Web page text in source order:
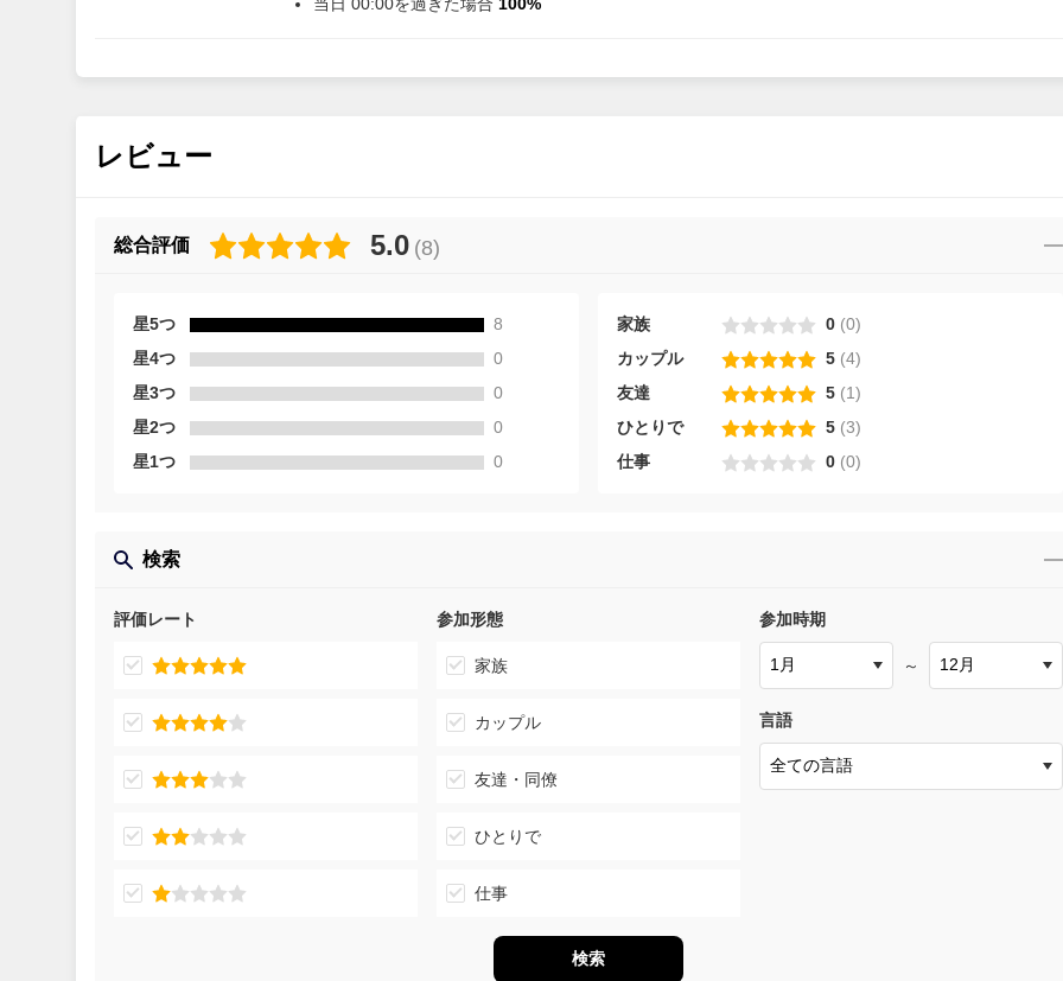
当日 00:00を過ぎた場合 100%
レビュー
総合評価 5.0 (8)
星5つ
8
星4つ
0
星3つ
0
星2つ
0
星1つ
0
家族 0 (0)
カップル
5 (4)
友達
5 (1)
ひとりで
5 (3)
仕事
0 (0)
検索
評価レート 参加形態
家族
カップル
友達・同僚
ひとりで
仕事
参加時期
～
言語
検索